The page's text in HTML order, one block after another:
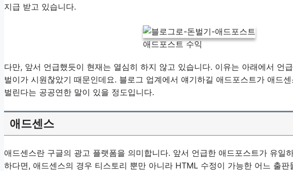
지급 받고 있습니다.
애드포스트 수익
다만, 앞서 언급했듯이 현재는 열심히 하지 않고 있습니다. 이유는 아래에서 언
벌이가 시원찮았기 때문인데요. 블로그 업계에서 얘기하길 애드포스트가 애드
벌린다는 공공연한 말이 있을 정도입니다.
애드센스
애드센스란 구글의 광고 플랫폼을 의미합니다. 앞서 언급한 애드포스트가 유일
하다면, 애드센스의 경우 티스토리 뿐만 아니라 HTML 수정이 가능한 어느 출판